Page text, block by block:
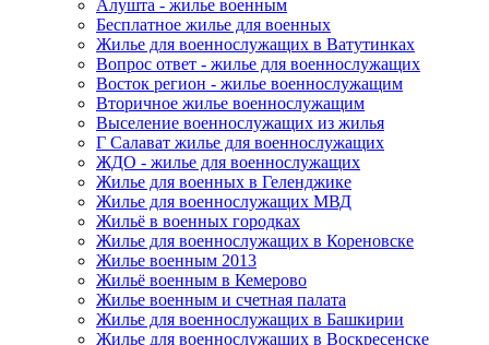
Алушта - жилье военным
Бесплатное жилье для военных
Жилье для военнослужащих в Ватутинках
Вопрос ответ - жилье для военнослужащих
Восток регион - жилье военнослужащим
Вторичное жилье военнослужащим
Выселение военнослужащих из жилья
Г Салават жилье для военнослужащих
ЖДО - жилье для военнослужащих
Жилье для военных в Геленджике
Жилье для военнослужащих МВД
Жильё в военных городках
Жилье для военнослужащих в Кореновске
Жилье военным 2013
Жильё военным в Кемерово
Жилье военным и счетная палата
Жилье для военнослужащих в Башкирии
Жилье для военнослужащих в Воскресенске